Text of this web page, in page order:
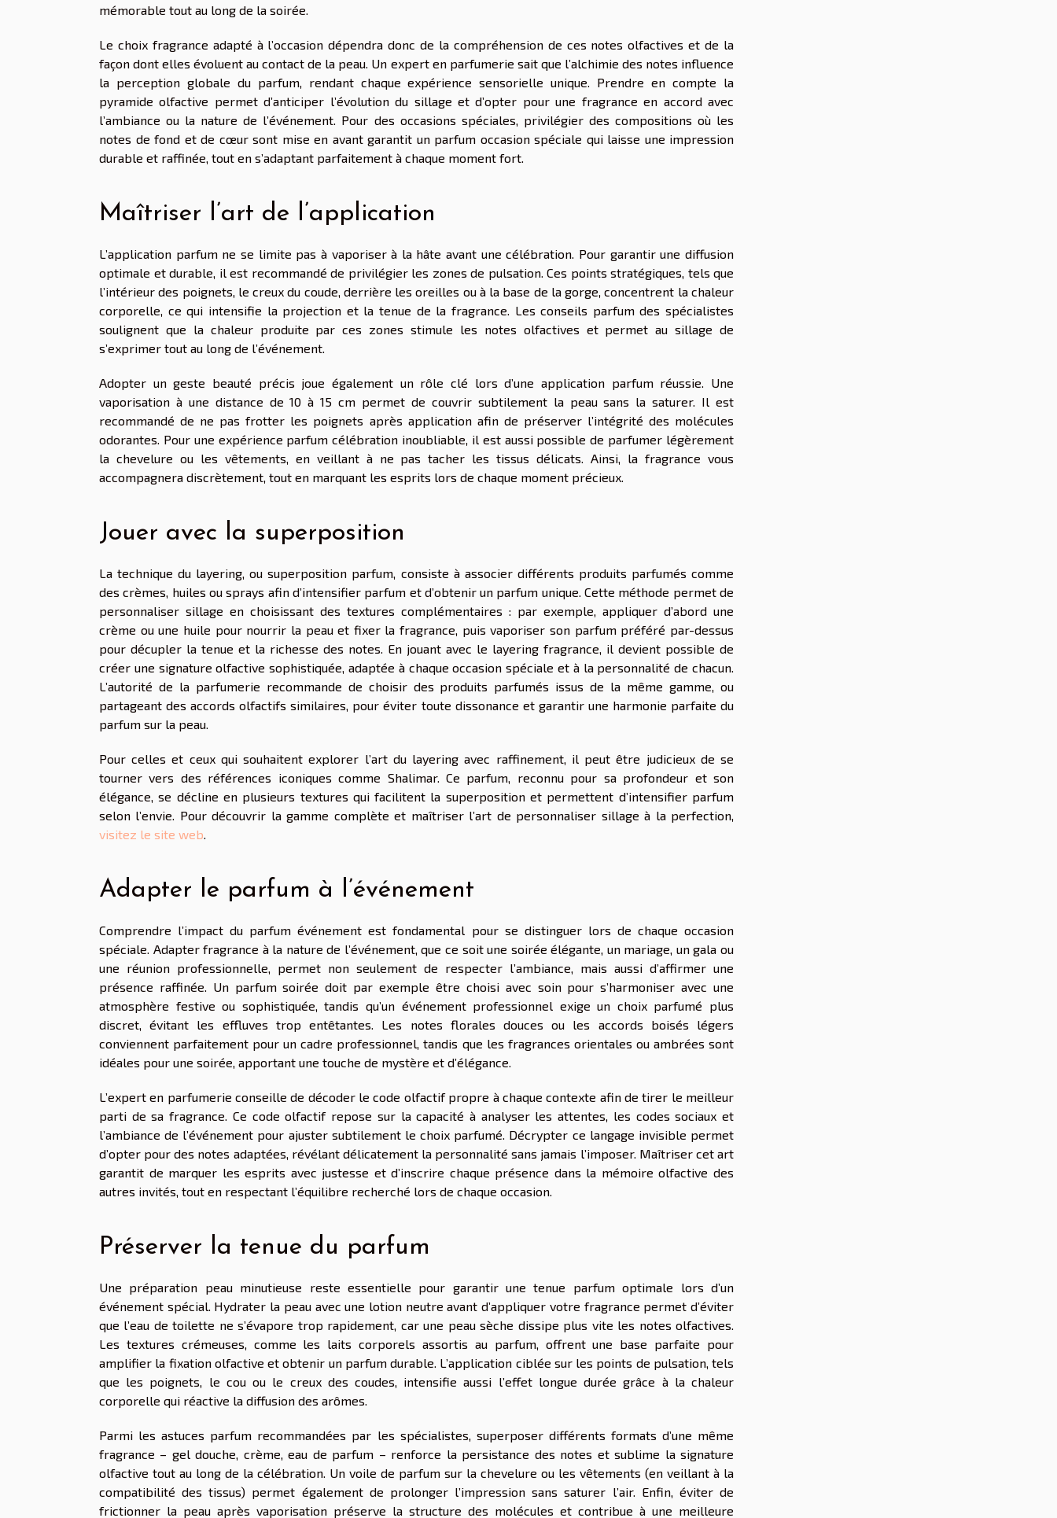
mémorable tout au long de la soirée.
Le choix fragrance adapté à l’occasion dépendra donc de la compréhension de ces notes olfactives et de la
façon dont elles évoluent au contact de la peau. Un expert en parfumerie sait que l’alchimie des notes influence
la perception globale du parfum, rendant chaque expérience sensorielle unique. Prendre en compte la
pyramide olfactive permet d’anticiper l’évolution du sillage et d’opter pour une fragrance en accord avec
l’ambiance ou la nature de l’événement. Pour des occasions spéciales, privilégier des compositions où les
notes de fond et de cœur sont mise en avant garantit un parfum occasion spéciale qui laisse une impression
durable et raffinée, tout en s’adaptant parfaitement à chaque moment fort.
Maîtriser l’art de l’application
L’application parfum ne se limite pas à vaporiser à la hâte avant une célébration. Pour garantir une diffusion
optimale et durable, il est recommandé de privilégier les zones de pulsation. Ces points stratégiques, tels que
l’intérieur des poignets, le creux du coude, derrière les oreilles ou à la base de la gorge, concentrent la chaleur
corporelle, ce qui intensifie la projection et la tenue de la fragrance. Les conseils parfum des spécialistes
soulignent que la chaleur produite par ces zones stimule les notes olfactives et permet au sillage de
s’exprimer tout au long de l’événement.
Adopter un geste beauté précis joue également un rôle clé lors d’une application parfum réussie. Une
vaporisation à une distance de 10 à 15 cm permet de couvrir subtilement la peau sans la saturer. Il est
recommandé de ne pas frotter les poignets après application afin de préserver l’intégrité des molécules
odorantes. Pour une expérience parfum célébration inoubliable, il est aussi possible de parfumer légèrement
la chevelure ou les vêtements, en veillant à ne pas tacher les tissus délicats. Ainsi, la fragrance vous
accompagnera discrètement, tout en marquant les esprits lors de chaque moment précieux.
Jouer avec la superposition
La technique du layering, ou superposition parfum, consiste à associer différents produits parfumés comme
des crèmes, huiles ou sprays afin d’intensifier parfum et d’obtenir un parfum unique. Cette méthode permet de
personnaliser sillage en choisissant des textures complémentaires : par exemple, appliquer d’abord une
crème ou une huile pour nourrir la peau et fixer la fragrance, puis vaporiser son parfum préféré par-dessus
pour décupler la tenue et la richesse des notes. En jouant avec le layering fragrance, il devient possible de
créer une signature olfactive sophistiquée, adaptée à chaque occasion spéciale et à la personnalité de chacun.
L’autorité de la parfumerie recommande de choisir des produits parfumés issus de la même gamme, ou
partageant des accords olfactifs similaires, pour éviter toute dissonance et garantir une harmonie parfaite du
parfum sur la peau.
Pour celles et ceux qui souhaitent explorer l’art du layering avec raffinement, il peut être judicieux de se
tourner vers des références iconiques comme Shalimar. Ce parfum, reconnu pour sa profondeur et son
élégance, se décline en plusieurs textures qui facilitent la superposition et permettent d’intensifier parfum
selon l’envie. Pour découvrir la gamme complète et maîtriser l’art de personnaliser sillage à la perfection,
visitez le site web.
Adapter le parfum à l’événement
Comprendre l’impact du parfum événement est fondamental pour se distinguer lors de chaque occasion
spéciale. Adapter fragrance à la nature de l’événement, que ce soit une soirée élégante, un mariage, un gala ou
une réunion professionnelle, permet non seulement de respecter l’ambiance, mais aussi d’affirmer une
présence raffinée. Un parfum soirée doit par exemple être choisi avec soin pour s’harmoniser avec une
atmosphère festive ou sophistiquée, tandis qu’un événement professionnel exige un choix parfumé plus
discret, évitant les effluves trop entêtantes. Les notes florales douces ou les accords boisés légers
conviennent parfaitement pour un cadre professionnel, tandis que les fragrances orientales ou ambrées sont
idéales pour une soirée, apportant une touche de mystère et d’élégance.
L’expert en parfumerie conseille de décoder le code olfactif propre à chaque contexte afin de tirer le meilleur
parti de sa fragrance. Ce code olfactif repose sur la capacité à analyser les attentes, les codes sociaux et
l’ambiance de l’événement pour ajuster subtilement le choix parfumé. Décrypter ce langage invisible permet
d’opter pour des notes adaptées, révélant délicatement la personnalité sans jamais l’imposer. Maîtriser cet art
garantit de marquer les esprits avec justesse et d’inscrire chaque présence dans la mémoire olfactive des
autres invités, tout en respectant l’équilibre recherché lors de chaque occasion.
Préserver la tenue du parfum
Une préparation peau minutieuse reste essentielle pour garantir une tenue parfum optimale lors d’un
événement spécial. Hydrater la peau avec une lotion neutre avant d’appliquer votre fragrance permet d’éviter
que l’eau de toilette ne s’évapore trop rapidement, car une peau sèche dissipe plus vite les notes olfactives.
Les textures crémeuses, comme les laits corporels assortis au parfum, offrent une base parfaite pour
amplifier la fixation olfactive et obtenir un parfum durable. L’application ciblée sur les points de pulsation, tels
que les poignets, le cou ou le creux des coudes, intensifie aussi l’effet longue durée grâce à la chaleur
corporelle qui réactive la diffusion des arômes.
Parmi les astuces parfum recommandées par les spécialistes, superposer différents formats d’une même
fragrance – gel douche, crème, eau de parfum – renforce la persistance des notes et sublime la signature
olfactive tout au long de la célébration. Un voile de parfum sur la chevelure ou les vêtements (en veillant à la
compatibilité des tissus) permet également de prolonger l’impression sans saturer l’air. Enfin, éviter de
frictionner la peau après vaporisation préserve la structure des molécules et contribue à une meilleure